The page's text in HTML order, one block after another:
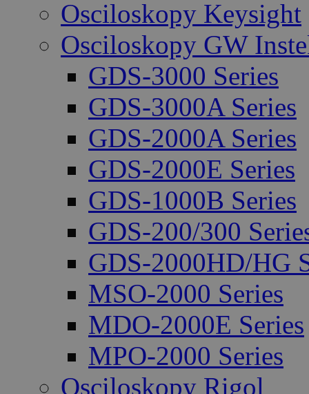
Osciloskopy Keysight
Osciloskopy GW
GDS-3000 Series
GDS-3000A Series
GDS-2000A Series
GDS-2000E Series
GDS-1000B Series
GDS-200/300
GDS-2000HD/HG
MSO-2000 Series
MDO-2000E Series
MPO-2000 Series
Osciloskopy Rigol